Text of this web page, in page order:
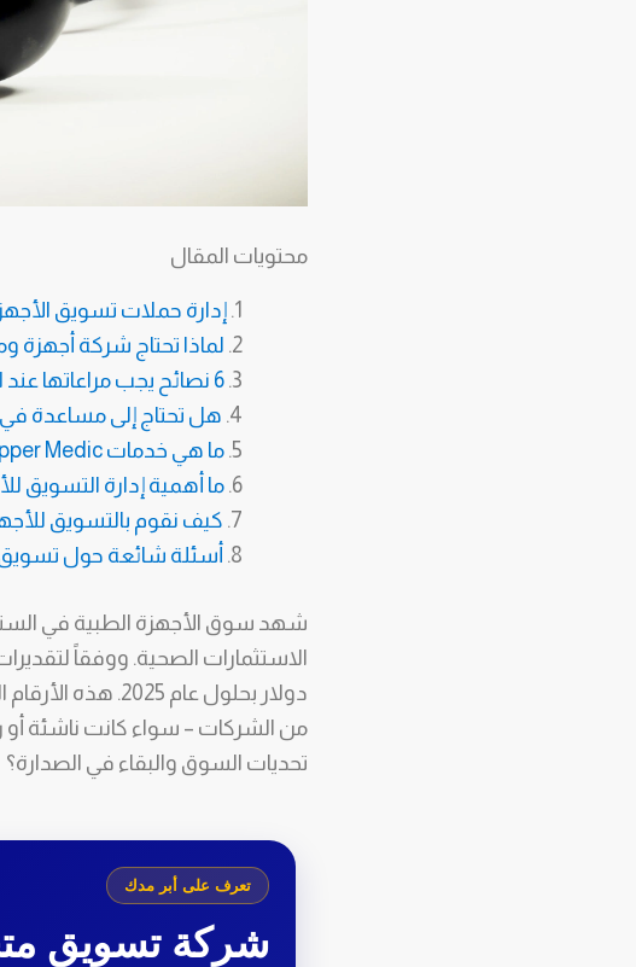
محتويات المقال
إدارة حملات تسويق
لماذا تحتاج شركة أجهزة
6 نصائح يجب مراعاتها عند التسويق الاستراتيجي للأجهزة والمستلزمات الطبية
هل تحتاج إلى مساعدة في
ما هي خدمات Upper Medic لتسويق الأجهزة والمعدات الطبية على الإنترنت؟
ما أهمية إدارة التسويق
كيف نقوم بالتسويق
أسئلة شائعة حول تسويق
شهد سوق الأجهزة الطبية في
دولار بحلول
من الشركات – سواء كانت ناشئة أو
تحديات السوق والبقاء في الصدارة؟
تعرف على أبر مدك
شركة تسويق